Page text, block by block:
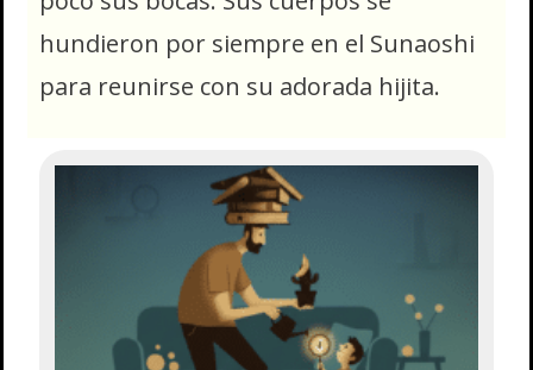
hundieron por siempre en el Sunaoshi
para reunirse con su adorada hijita.